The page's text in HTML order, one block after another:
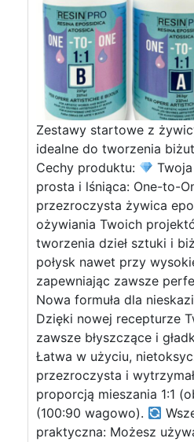
Zestawy startowe z
idealne do tworzenia
Cechy produktu:
prosta i lśniąca: One-to-
przezroczysta żywica
ożywiania Twoich
tworzenia dzieł sztuki i
połysk nawet przy
zapewniając zawsze
Nowa formuła dla
Dzięki nowej recepturze
zawsze błyszczące i
Łatwa w użyciu,
przezroczysta i
proporcją mieszania 1:1
(100:90 wagowo).
praktyczna: Możesz